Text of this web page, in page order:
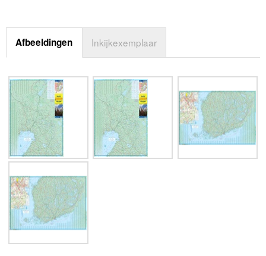
Afbeeldingen Inkijkexemplaar